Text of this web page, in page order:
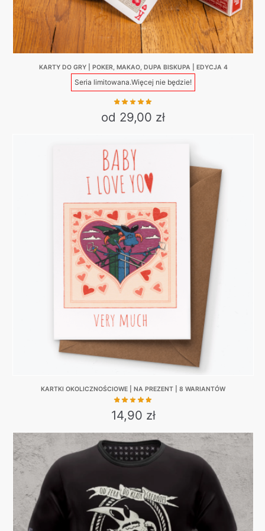
KARTY DO GRY | POKER, MAKAO, DUPA BISKUPA | EDYCJA 4
Seria limitowana.Więcej nie będzie!
od 29,00 zł
product
has
multiple
variants.
The
options
may
be
chosen
on
the
product
page
KARTKI OKOLICZNOŚCIOWE | NA PREZENT | 8 WARIANTÓW
14,90 zł
This
product
has
variants.
The
options